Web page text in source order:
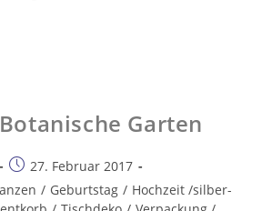
Garten
27. Februar 2017
/ Geburtstag / Hochzeit /silber-